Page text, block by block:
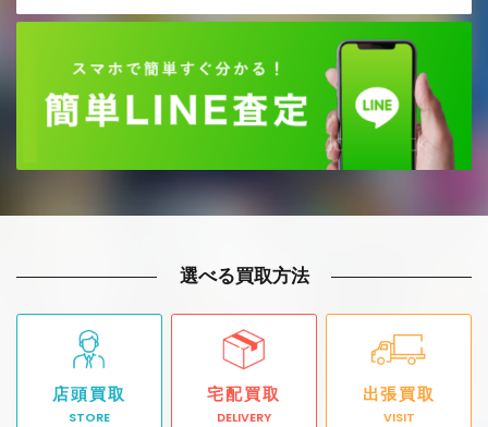
選べる買取方法
店頭買取
STORE
宅配買取
DELIVERY
出張買取
VISIT